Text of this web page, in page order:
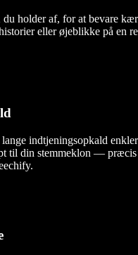
holder af, for at bevare
eller øjeblikke på en
indtjeningsopkald
til din stemmeklon —